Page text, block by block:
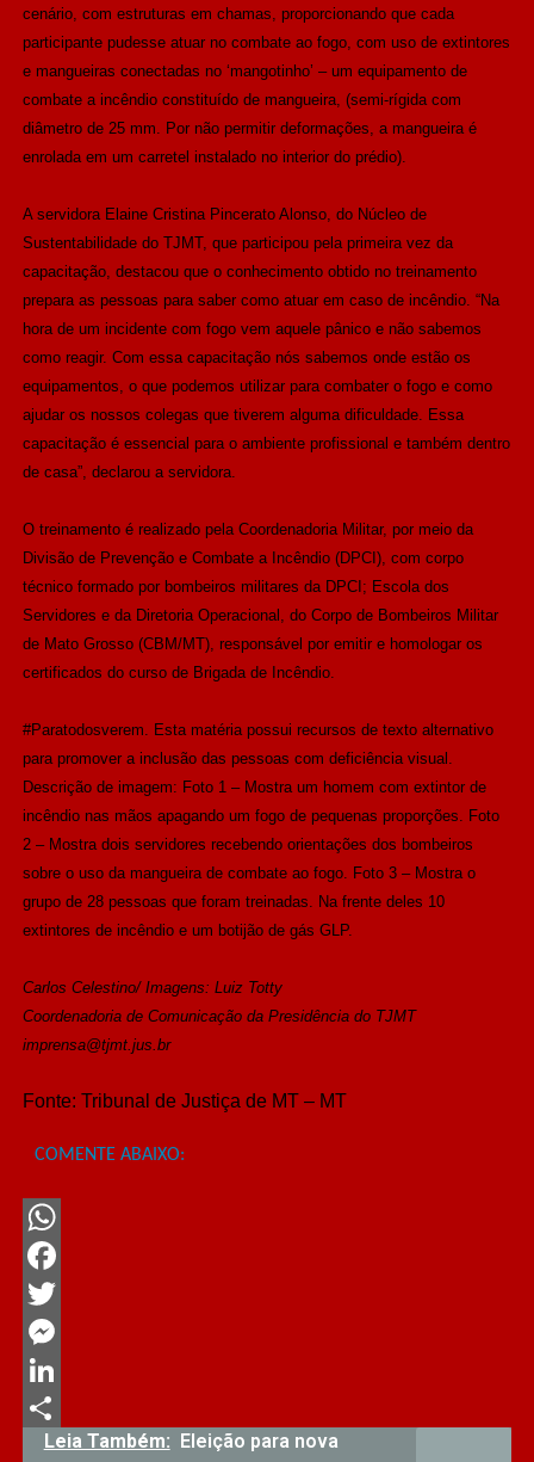
cenário, com estruturas em chamas, proporcionando que cada
participante pudesse atuar no combate ao fogo, com uso de extintores
e mangueiras conectadas no ‘mangotinho’ – um equipamento de
combate a incêndio constituído de mangueira, (semi-rígida com
diâmetro de 25 mm. Por não permitir deformações, a mangueira é
enrolada em um carretel instalado no interior do prédio).
A servidora Elaine Cristina Pincerato Alonso, do Núcleo de
Sustentabilidade do TJMT, que participou pela primeira vez da
capacitação, destacou que o conhecimento obtido no treinamento
prepara as pessoas para saber como atuar em caso de incêndio. “Na
hora de um incidente com fogo vem aquele pânico e não sabemos
como reagir. Com essa capacitação nós sabemos onde estão os
equipamentos, o que podemos utilizar para combater o fogo e como
ajudar os nossos colegas que tiverem alguma dificuldade. Essa
capacitação é essencial para o ambiente profissional e também dentro
de casa”, declarou a servidora.
O treinamento é realizado pela Coordenadoria Militar, por meio da
Divisão de Prevenção e Combate a Incêndio (DPCI), com corpo
técnico formado por bombeiros militares da DPCI; Escola dos
Servidores e da Diretoria Operacional, do Corpo de Bombeiros Militar
de Mato Grosso (CBM/MT), responsável por emitir e homologar os
certificados do curso de Brigada de Incêndio.
#Paratodosverem. Esta matéria possui recursos de texto alternativo
para promover a inclusão das pessoas com deficiência visual.
Descrição de imagem: Foto 1 – Mostra um homem com extintor de
incêndio nas mãos apagando um fogo de pequenas proporções. Foto
2 – Mostra dois servidores recebendo orientações dos bombeiros
sobre o uso da mangueira de combate ao fogo. Foto 3 – Mostra o
grupo de 28 pessoas que foram treinadas. Na frente deles 10
extintores de incêndio e um botijão de gás GLP.
Carlos Celestino/ Imagens: Luiz Totty
Coordenadoria de Comunicação da Presidência do TJMT
imprensa@tjmt.jus.br
Fonte: Tribunal de Justiça de MT – MT
COMENTE ABAIXO:
WhatsApp
Facebook
Twitter
Messenger
LinkedIn
Share
Leia Também: Eleição para nova